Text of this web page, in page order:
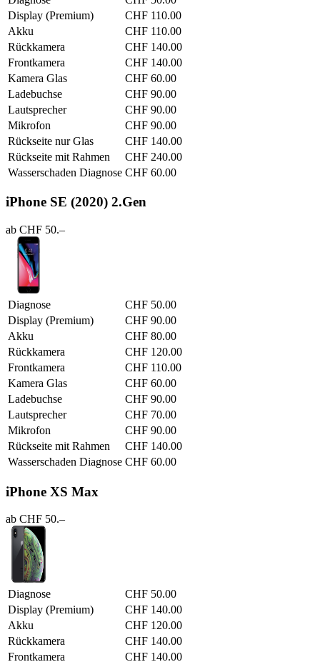
Display (Premium)
CHF 110.00
Akku
CHF 110.00
Rückkamera
CHF 140.00
Frontkamera
CHF 140.00
Kamera Glas
CHF 60.00
Ladebuchse
CHF 90.00
Lautsprecher
CHF 90.00
Mikrofon
CHF 90.00
Rückseite nur Glas
CHF 140.00
Rückseite mit Rahmen
CHF 240.00
Wasserschaden Diagnose CHF 60.00
iPhone SE (2020) 2.Gen
ab CHF 50.–
Diagnose
CHF 50.00
Display (Premium)
CHF 90.00
Akku
CHF 80.00
Rückkamera
CHF 120.00
Frontkamera
CHF 110.00
Kamera Glas
CHF 60.00
Ladebuchse
CHF 90.00
Lautsprecher
CHF 70.00
Mikrofon
CHF 90.00
Rückseite mit Rahmen
CHF 140.00
Wasserschaden Diagnose CHF 60.00
iPhone XS Max
ab CHF 50.–
Diagnose
CHF 50.00
Display (Premium)
CHF 140.00
Akku
CHF 120.00
Rückkamera
CHF 140.00
Frontkamera
CHF 140.00